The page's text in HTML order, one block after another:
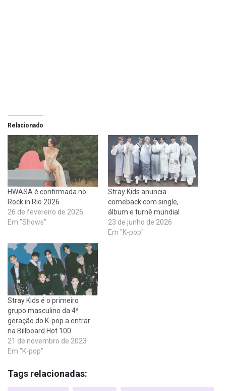
Relacionado
HWASA é confirmada no
Rock in Rio 2026
26 de fevereiro de 2026
Em "Shows"
Stray Kids anuncia
comeback com single,
álbum e turnê mundial
23 de junho de 2026
Em "K-pop"
Stray Kids é o primeiro
grupo masculino da 4ª
geração do K-pop a entrar
na Billboard Hot 100
21 de novembro de 2023
Em "K-pop"
Tags relacionadas: